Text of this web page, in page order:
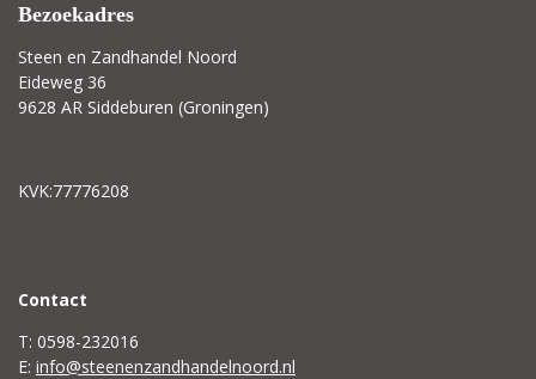
Bezoekadres
Steen en Zandhandel Noord
Eideweg 36
9628 AR Siddeburen (Groningen)
KVK:77776208
Contact
T: 0598-232016
E: info@steenenzandhandelnoord.nl